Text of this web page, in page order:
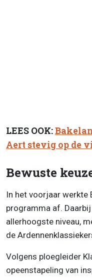
LEES OOK:
Aert stevig op de
Bewuste
In het voorjaar werkte
programma af.
allerhoogste niveau,
de
Volgens ploegleider
opeenstapeling van